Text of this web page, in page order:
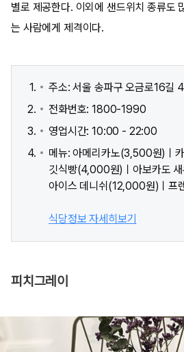
별로 제공한다. 이외에 샌드위치 종류도
는 사람에게 제격이다.
주소: 서울 송파구 오금로16길 4
전화번호: 1800-1990
영업시간: 10:00 - 22:00
메뉴: 아메리카노(3,500원)ㅣ
깃식빵(4,000원)ㅣ아보카도
아이스 데니쉬(12,000원)ㅣ프
식당정보 자세히보기
피치그레이